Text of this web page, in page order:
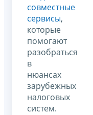
совместные
сервисы,
которые
помогают
разобраться
в
нюансах
зарубежных
налоговых
систем.